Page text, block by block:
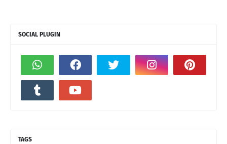
SOCIAL PLUGIN
TAGS